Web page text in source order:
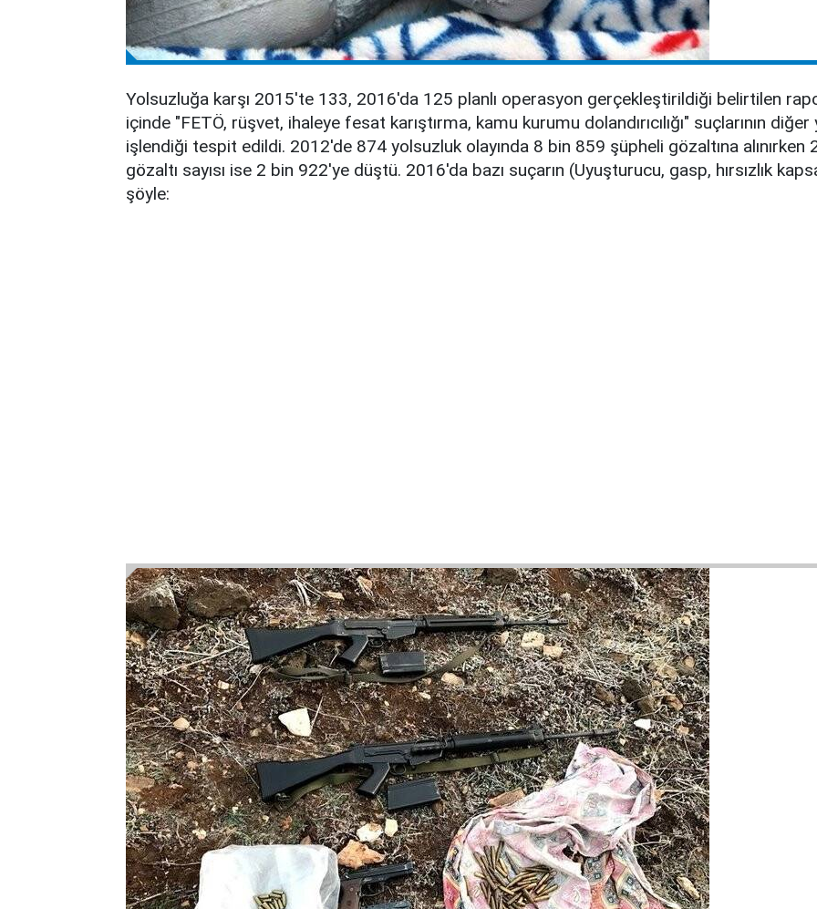
Yolsuzluğa karşı 2015'te 133, 2016'da 125 planlı operasyon gerçekleştirildiği belirtilen
içinde "FETÖ, rüşvet, ihaleye fesat karıştırma, kamu kurumu dolandırıcılığı" suçlarının
işlendiği tespit edildi. 2012'de 874 yolsuzluk olayında 8 bin 859 şüpheli gözaltına alınırken
gözaltı sayısı ise 2 bin 922'ye düştü. 2016'da bazı suçarın (Uyuşturucu, gasp, hırsızlık
şöyle: